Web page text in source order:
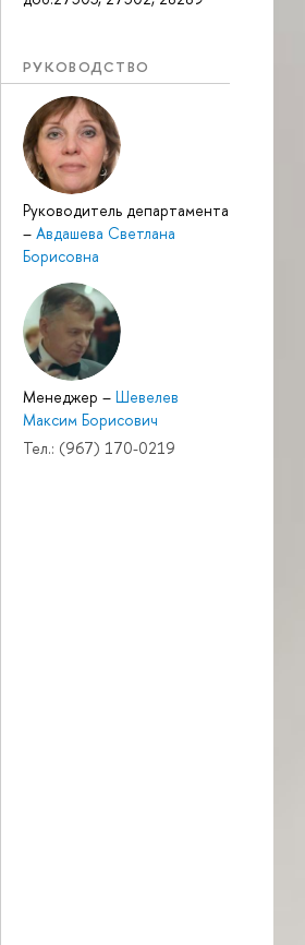
РУКОВОДСТВО
Руководитель департамента
– Авдашева Светлана
Борисовна
Менеджер – Шевелев
Максим Борисович
Тел.: (967) 170-0219